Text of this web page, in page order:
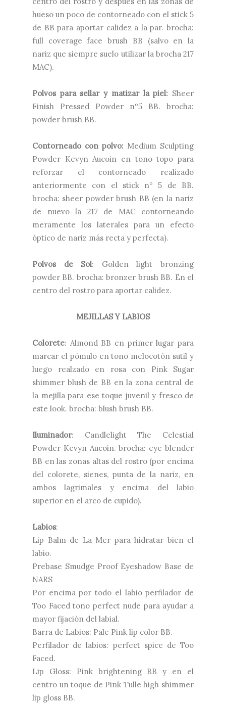
hueso un poco de contorneado con el stick 5
de BB para aportar calidez a la par. brocha:
full coverage face brush BB (salvo en la
nariz que siempre suelo utilizar la brocha 217
MAC).
Polvos para sellar y matizar la piel: Sheer
Finish Pressed Powder nº5 BB. brocha:
powder brush BB.
Contorneado con polvo: Medium Sculpting
Powder Kevyn Aucoin en tono topo para
reforzar el contorneado realizado
anteriormente con el stick nº 5 de BB.
brocha: sheer powder brush BB (en la nariz
de nuevo la 217 de MAC contorneando
meramente los laterales para un efecto
óptico de nariz más recta y perfecta).
Polvos de Sol: Golden light bronzing
powder BB. brocha: bronzer brush BB. En el
centro del rostro para aportar calidez.
MEJILLAS Y LABIOS
Colorete: Almond BB en primer lugar para
marcar el pómulo en tono melocotón sutil y
luego realzado en rosa con Pink Sugar
shimmer blush de BB en la zona central de
la mejilla para ese toque juvenil y fresco de
este look. brocha: blush brush BB.
Iluminador: Candlelight The Celestial
Powder Kevyn Aucoin. brocha: eye blender
BB en las zonas altas del rostro (por encima
del colorete, sienes, punta de la nariz, en
ambos lagrimales y encima del labio
superior en el arco de cupido).
Labios:
Lip Balm de La Mer para hidratar bien el
labio.
Prebase Smudge Proof Eyeshadow Base de
NARS
Por encima por todo el labio perfilador de
Too Faced tono perfect nude para ayudar a
mayor fijación del labial.
Barra de Labios: Pale Pink lip color BB.
Perfilador de labios: perfect spice de Too
Faced.
Lip Gloss: Pink brightening BB y en el
centro un toque de Pink Tulle high shimmer
lip gloss BB.